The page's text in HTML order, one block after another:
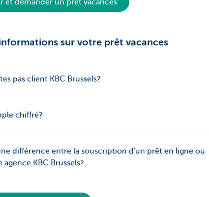
et demander un prêt vacances
sur votre prêt vacances
pas client KBC Brussels?
chiffré?
différence entre la souscription d'un prêt en ligne ou
agence KBC Brussels?